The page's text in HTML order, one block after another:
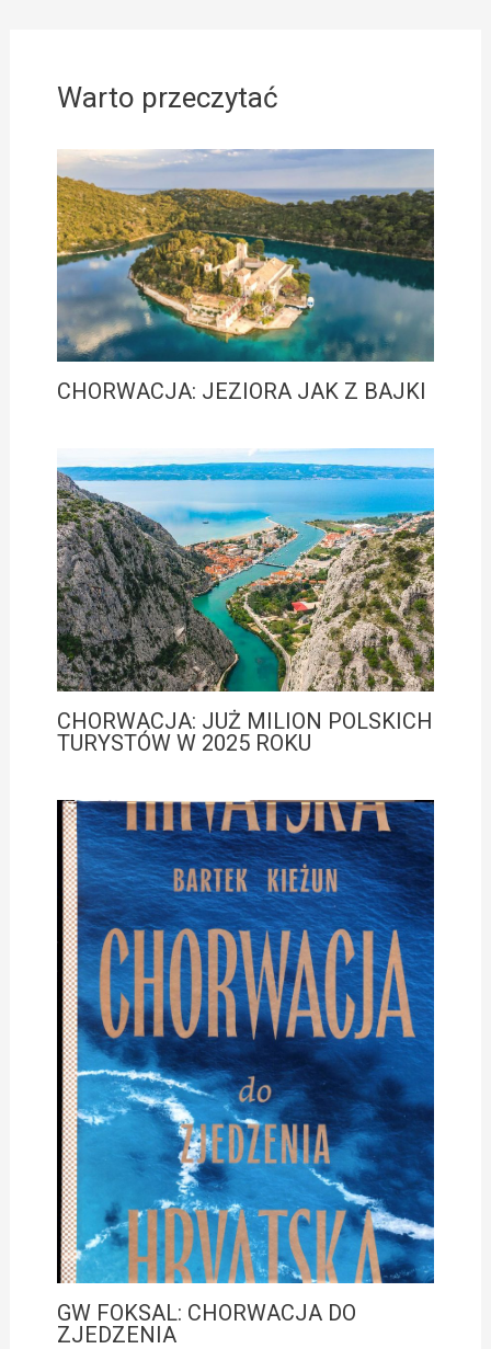
Warto przeczytać
CHORWACJA: JEZIORA JAK Z BAJKI
CHORWACJA: JUŻ MILION POLSKICH
TURYSTÓW W 2025 ROKU
GW FOKSAL: CHORWACJA DO
ZJEDZENIA